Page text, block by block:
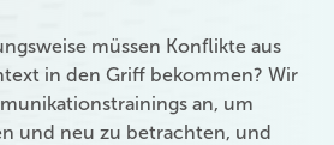
müssen Konflikte aus
in den Griff bekommen? Wir
an, um
und neu zu betrachten, und